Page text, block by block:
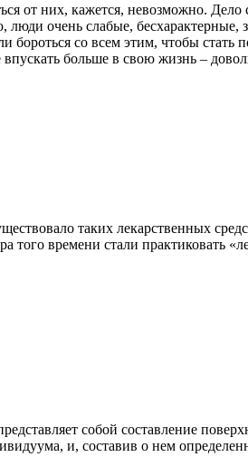
от них, кажется, невозможно.
очень слабые,
бороться со всем этим, чтобы
больше в свою жизнь –
таких лекарственных
времени стали практиковать
собой составление
и, составив о нем